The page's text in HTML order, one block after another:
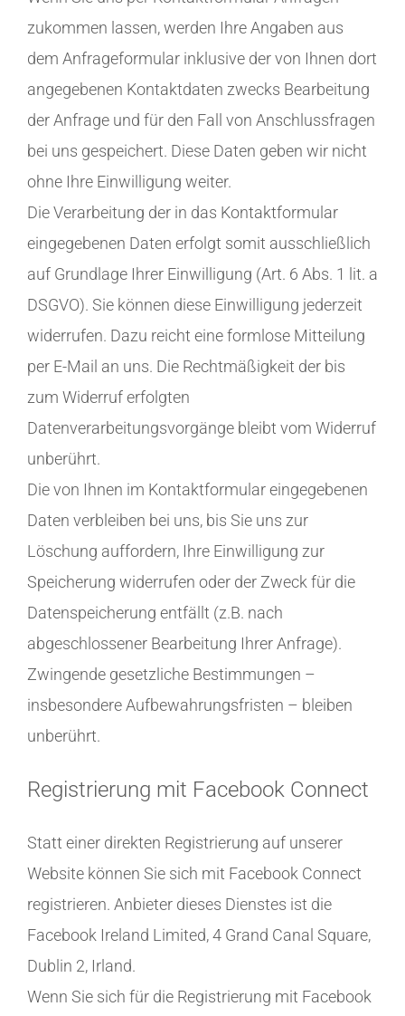
zukommen lassen, werden Ihre Angaben aus
dem Anfrageformular inklusive der von Ihnen dort
angegebenen Kontaktdaten zwecks Bearbeitung
der Anfrage und für den Fall von Anschlussfragen
bei uns gespeichert. Diese Daten geben wir nicht
ohne Ihre Einwilligung weiter.
Die Verarbeitung der in das Kontaktformular
eingegebenen Daten erfolgt somit ausschließlich
auf Grundlage Ihrer Einwilligung (Art. 6 Abs. 1 lit. a
DSGVO). Sie können diese Einwilligung jederzeit
widerrufen. Dazu reicht eine formlose Mitteilung
per E-Mail an uns. Die Rechtmäßigkeit der bis
zum Widerruf erfolgten
Datenverarbeitungsvorgänge bleibt vom Widerruf
unberührt.
Die von Ihnen im Kontaktformular eingegebenen
Daten verbleiben bei uns, bis Sie uns zur
Löschung auffordern, Ihre Einwilligung zur
Speicherung widerrufen oder der Zweck für die
Datenspeicherung entfällt (z.B. nach
abgeschlossener Bearbeitung Ihrer Anfrage).
Zwingende gesetzliche Bestimmungen –
insbesondere Aufbewahrungsfristen – bleiben
unberührt.
Registrierung mit Facebook Connect
Statt einer direkten Registrierung auf unserer
Website können Sie sich mit Facebook Connect
registrieren. Anbieter dieses Dienstes ist die
Facebook Ireland Limited, 4 Grand Canal Square,
Dublin 2, Irland.
Wenn Sie sich für die Registrierung mit Facebook